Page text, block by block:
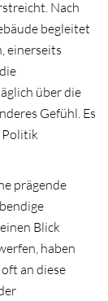
Nach
begleitet
einerseits
über die
Gefühl. Es
Politik
prägende
Blick
haben
an diese